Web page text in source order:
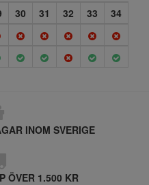
30 31 32 33
34
INOM SVERIGE
ÖVER 1.500 KR